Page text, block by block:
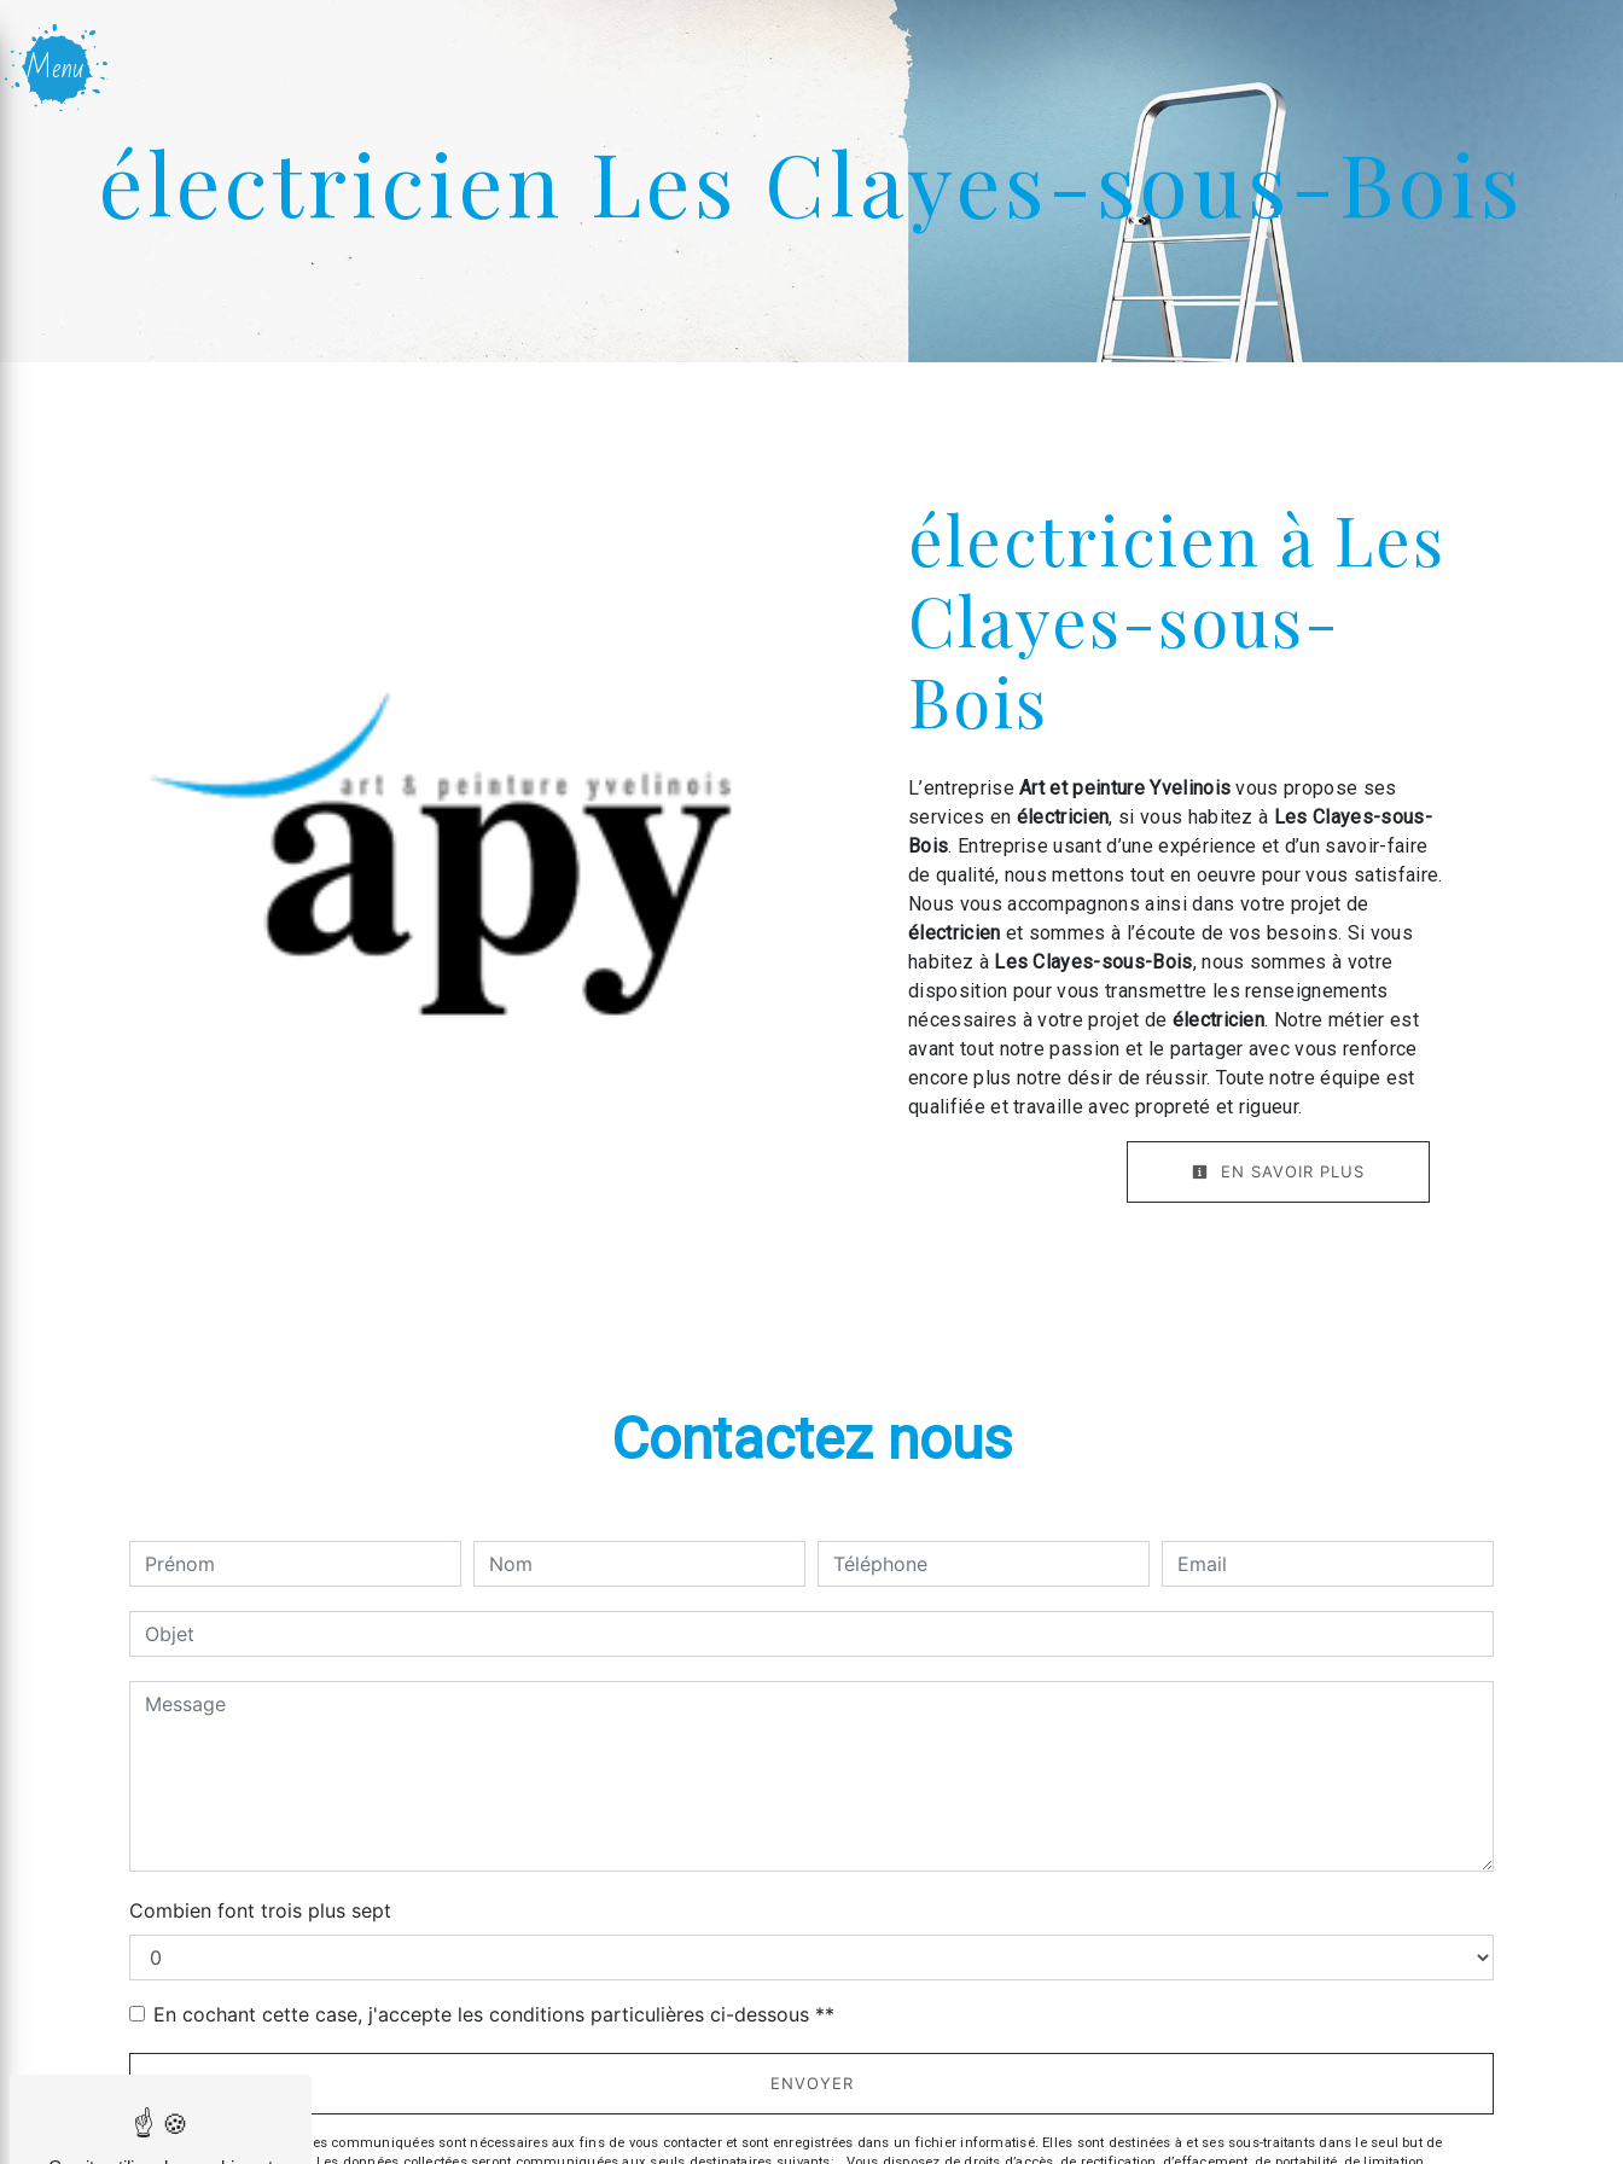
Menu
électricien Les Clayes-sous-Bois
électricien à Les
Clayes-sous-
Bois
L’entrepriseArt et peinture Yvelinois vous propose ses
services en électricien, si vous habitez à Les Clayes-sous-
Bois. Entreprise usant d’une expérience et d’un savoir-faire
de qualité, nous mettons tout en oeuvre pour vous satisfaire.
Nous vous accompagnons ainsi dans votre projet de
électricien et sommes à l’écoute de vos besoins. Si vous
habitez à Les Clayes-sous-Bois, nous sommes à votre
disposition pour vous transmettre les renseignements
nécessaires à votre projet de électricien. Notre métier est
avant tout notre passion et le partager avec vous renforce
encore plus notre désir de réussir. Toute notre équipe est
qualifiée et travaille avec propreté et rigueur.
EN SAVOIR PLUS
Contactez nous
Combien font trois plus sept
En cochant cette case, j'accepte les conditions particulières ci-dessous **
ENVOYER
** Les données personnelles communiquées sont nécessaires aux fins de vous contacter et sont enregistrées dans un fichier informatisé. Elles sont destinées à et ses sous-traitants dans le seul but de